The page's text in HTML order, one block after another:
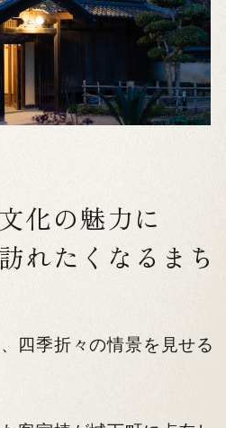
化の魅力に
れたくなるまち
四季折々の情景を見せる